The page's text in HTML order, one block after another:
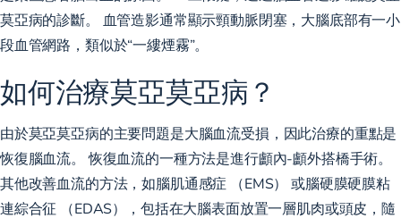
莫亞病的診斷。 血管造影通常顯示頸動脈閉塞，大腦底部有一小
段血管網路，類似於“一縷煙霧”。
如何治療莫亞莫亞病？
由於莫亞莫亞病的主要問題是大腦血流受損，因此治療的重點是
恢復腦血流。 恢復血流的一種方法是進行顱內-顱外搭橋手術。
其他改善血流的方法，如腦肌通感症 （EMS） 或腦硬膜硬膜粘
連綜合征 （EDAS），包括在大腦表面放置一層肌肉或頭皮，隨